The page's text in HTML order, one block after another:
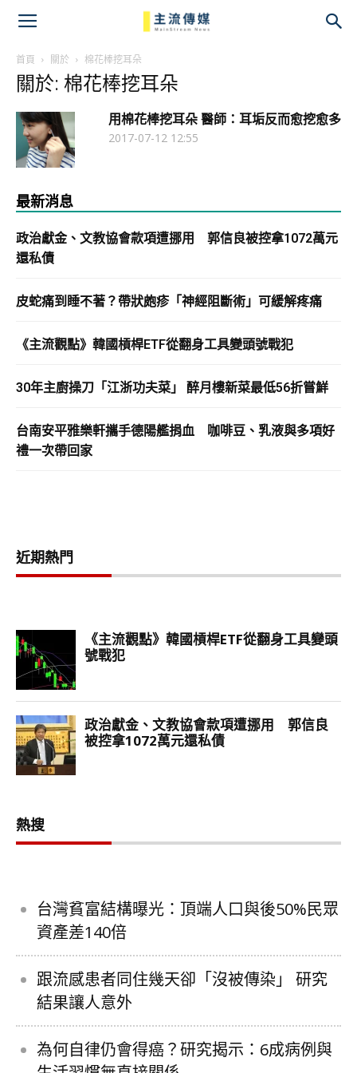
首頁 關於 棉花棒挖耳朵
關於: 棉花棒挖耳朵
用棉花棒挖耳朵 醫師：耳垢反而愈挖愈多
2017-07-12 12:55
最新消息
政治獻金、文教協會款項遭挪用 郭信良被控拿1072萬元
還私債
皮蛇痛到睡不著？帶狀皰疹「神經阻斷術」可緩解疼痛
《主流觀點》韓國槓桿ETF從翻身工具變頭號戰犯
30年主廚操刀「江浙功夫菜」 醉月樓新菜最低56折嘗鮮
台南安平雅樂軒攜手德陽艦捐血 咖啡豆、乳液與多項好
禮一次帶回家
近期熱門
熱搜
台灣貧富結構曝光：頂端人口與後50%民眾
資產差140倍
跟流感患者同住幾天卻「沒被傳染」 研究
結果讓人意外
為何自律仍會得癌？研究揭示：6成病例與